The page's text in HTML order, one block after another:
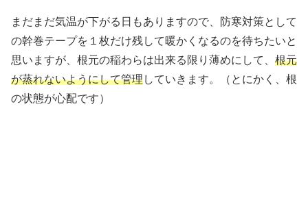
まだまだ気温が下がる日もありますので、防寒対策として
の幹巻テープを１枚だけ残して暖かくなるのを待ちたいと
思いますが、根元の稲わらは出来る限り薄めにして、 根元
が蒸れないようにして管理していきます。（とにかく、根
の状態が心配です）